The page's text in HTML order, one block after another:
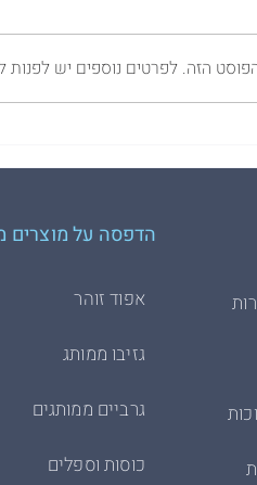
השיטה המלא
הזה. לפרטים נוספים יש
הדפסה על מוצרים
אפוד זוהר
גזיבו ממותג
גרביים ממותגים
כוסות וספלים